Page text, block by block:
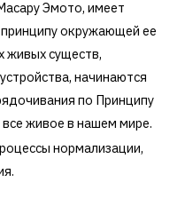
Эмото, имеет
принципу окружающей ее
живых существ,
начинаются
по Принципу
живое в нашем мире.
нормализации,